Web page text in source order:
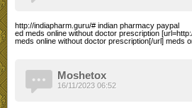
http://indiapharm.guru/# indian pharmacy paypal
ed meds online without doctor prescription
meds online without doctor prescription[/url] meds
Moshetox
16/11/2023 06:52